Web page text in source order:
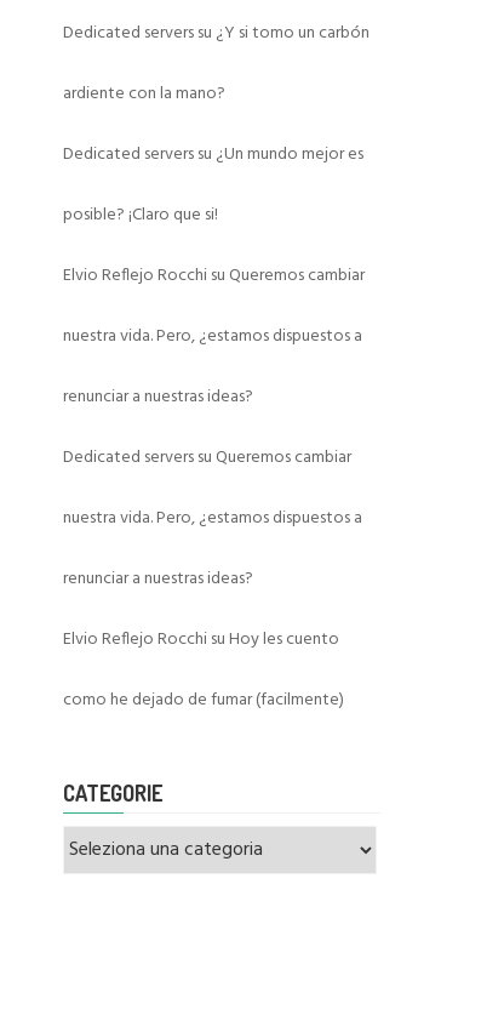
Dedicated serverssu ¿Y si tomo un carbón
ardiente con la mano?
Dedicated serverssu ¿Un mundo mejor es
posible? ¡Claro que si!
Elvio Reflejo Rocchisu Queremos cambiar
nuestra vida. Pero, ¿estamos dispuestos a
renunciar a nuestras ideas?
Dedicated serverssu Queremos cambiar
nuestra vida. Pero, ¿estamos dispuestos a
renunciar a nuestras ideas?
Elvio Reflejo RocchisuHoy les cuento
como he dejado de fumar (facilmente)
CATEGORIE
Categorie